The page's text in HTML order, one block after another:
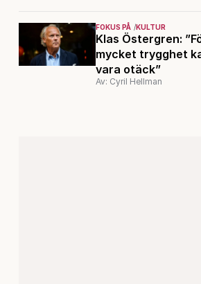
FOKUS PÅ KULTUR
Klas Östergren:
mycket trygghet
vara otäck”
Av: Cyril Hellman